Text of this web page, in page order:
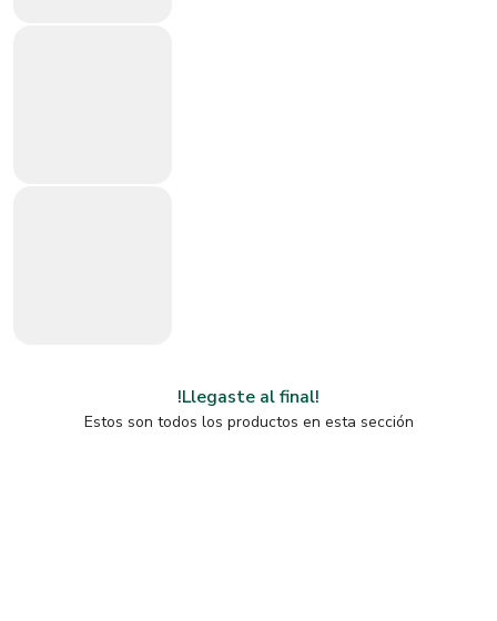
!Llegaste al final!
Estos son todos los productos en esta sección